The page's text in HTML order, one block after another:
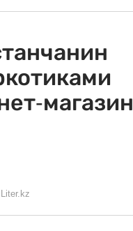
магазин